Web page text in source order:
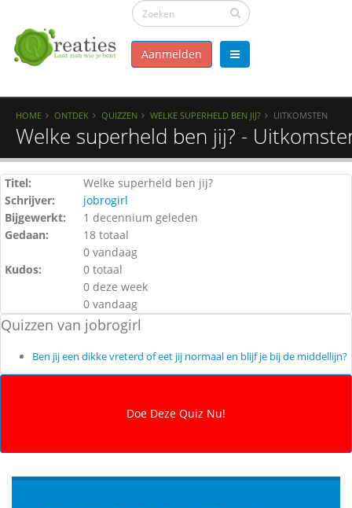
Aanmelden
HOME ONTDEK QUIZZEN WELKE SUPERHELD BEN JIJ? UITKOMSTEN
Welke superheld ben jij? -
Titel:
Welke superheld ben jij?
Schrijver:
jobrogirl
Bijgewerkt:
1 decennium geleden
Gedaan:
18 totaal
0 vandaag
Kudos:
0 totaal
0 deze week
0 vandaag
Quizzen van jobrogirl
Ben jij een dikke vreterd of eet jij normaal en blijf je bij de middellijn?